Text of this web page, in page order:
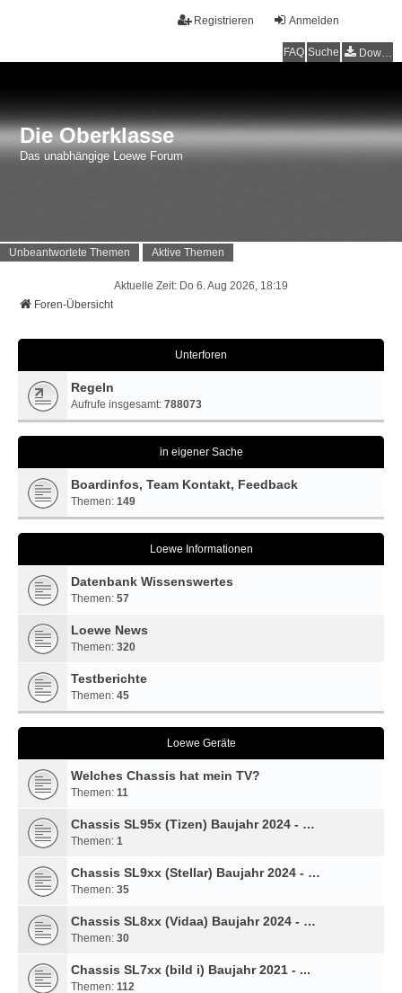
Anmelden
Registrieren
FAQ Suche Downloads
Die Oberklasse
Das unabhängige Loewe Forum
Unbeantwortete Themen Aktive Themen
Aktuelle Zeit: Do 6. Aug 2026, 18:19
Foren-Übersicht
Unterforen
Regeln
Aufrufe insgesamt: 788073
in eigener Sache
Boardinfos, Team Kontakt, Feedback
Themen: 149
Loewe Informationen
Datenbank Wissenswertes
Themen: 57
Loewe News
Themen: 320
Testberichte
Themen: 45
Loewe Geräte
Welches Chassis hat mein TV?
Themen: 11
Chassis SL95x (Tizen) Baujahr 2024 - …
Themen: 1
Chassis SL9xx (Stellar) Baujahr 2024 - …
Themen: 35
Chassis SL8xx (Vidaa) Baujahr 2024 - …
Themen: 30
Chassis SL7xx (bild i) Baujahr 2021 - ...
Themen: 112